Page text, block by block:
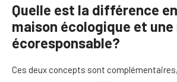
Quelle est la différence
maison écologique et une
écoresponsable?
Ces deux concepts sont